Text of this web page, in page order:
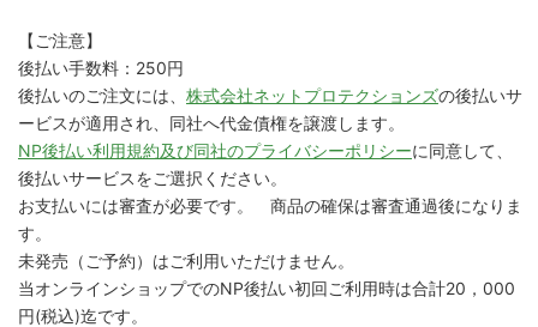
【ご注意】
後払い手数料：250円
後払いのご注文には、 株式会社ネットプロテクションズの後払いサ
ービスが適用され、同社へ代金債権を譲渡します。
NP後払い利用規約及び同社のプライバシーポリシーに同意して、
後払いサービスをご選択ください。
お支払いには審査が必要です。 商品の確保は審査通過後になりま
す。
未発売（ご予約）はご利用いただけません。
当オンラインショップでのNP後払い初回ご利用時は合計20，000
円(税込)迄です。